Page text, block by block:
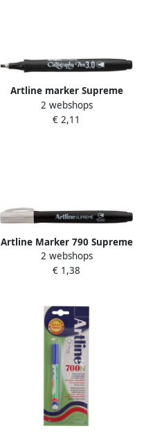
Artline marker Supreme
Calligraphy Pen 3 0 mm
zwart
2 webshops
€ 2,11
Artline Marker 790 Supreme
metal zilver
2 webshops
€ 1,38